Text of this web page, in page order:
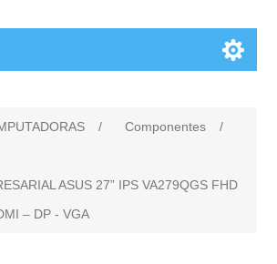
/ Componentes
/
ASUS 27” IPS VA279QGS FHD
– DP - VGA